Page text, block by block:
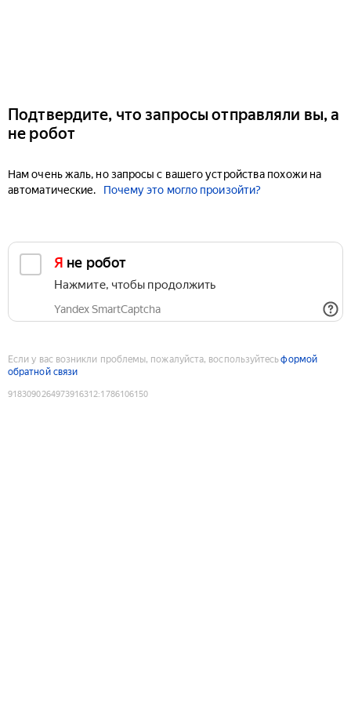
Подтвердите, что запросы отправляли вы, а
не робот
Нам очень жаль, но запросы с вашего устройства похожи на
автоматические.
Почему это могло произойти?
Я не робот
Нажмите, чтобы продолжить
Yandex SmartCaptcha
Если у вас возникли проблемы, пожалуйста, воспользуйтесьформой
обратной связи
9183090264973916312:1786106150